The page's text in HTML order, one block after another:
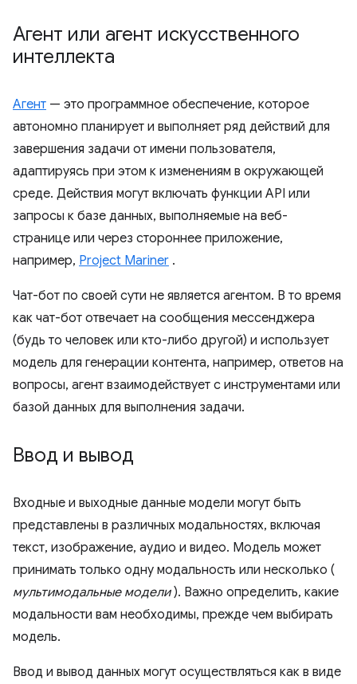
Агент или агент искусственного
интеллекта
Агент — это программное обеспечение, которое
автономно планирует и выполняет ряд действий для
завершения задачи от имени пользователя,
адаптируясь при этом к изменениям в окружающей
среде. Действия могут включать функции API или
запросы к базе данных, выполняемые на веб-
странице или через стороннее приложение,
например, Project Mariner .
Чат-бот по своей сути не является агентом. В то время
как чат-бот отвечает на сообщения мессенджера
(будь то человек или кто-либо другой) и использует
модель для генерации контента, например, ответов на
вопросы, агент взаимодействует с инструментами или
базой данных для выполнения задачи.
Ввод и вывод
Входные и выходные данные модели могут быть
представлены в различных модальностях, включая
текст, изображение, аудио и видео. Модель может
принимать только одну модальность или несколько (
мультимодальные модели). Важно определить, какие
модальности вам необходимы, прежде чем выбирать
модель.
Ввод и вывод данных могут осуществляться как в виде